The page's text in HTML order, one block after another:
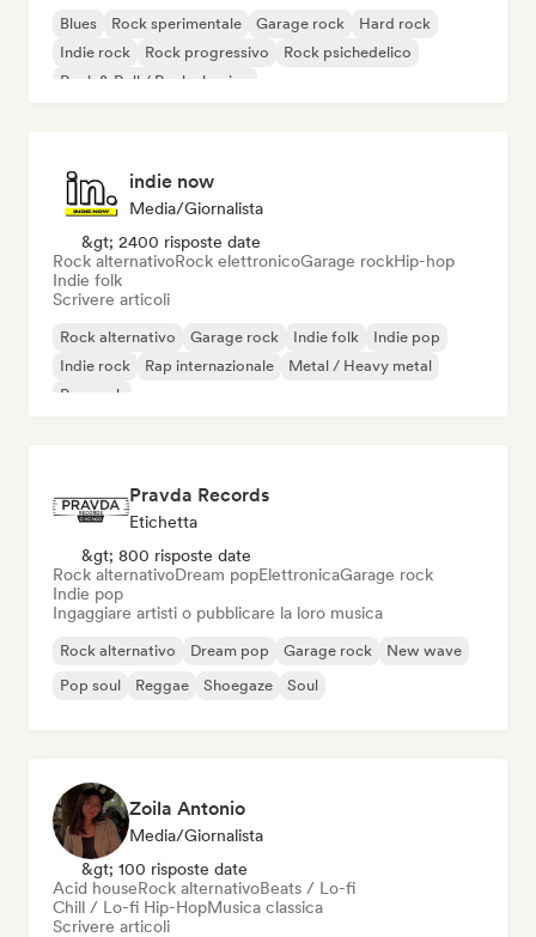
Blues Rock sperimentale Garage rock
Hard rock
Indie rock
Rock progressivo
Rock psichedelico
Rock & Roll / Rock classico
indie now
Media/Giornalista
&gt; 2400 risposte date
Rock alternativoRock elettronicoGarage rockHip-hop
Indie folk
Scrivere articoli
Rock alternativo Garage rock Indie folk
Indie pop
Indie rock
Rap internazionale
Metal / Heavy metal
Pop rock
Pravda Records
Etichetta
&gt; 800 risposte date
Rock alternativoDream popElettronicaGarage rock
Indie pop
Ingaggiare artisti o pubblicare la loro musica
Rock alternativo Dream pop Garage rock
New wave
Pop soul
Reggae Shoegaze Soul
Zoila Antonio
Media/Giornalista
&gt; 100 risposte date
Acid houseRock alternativoBeats / Lo-fi
Chill / Lo-fi Hip-HopMusica classica
Scrivere articoli